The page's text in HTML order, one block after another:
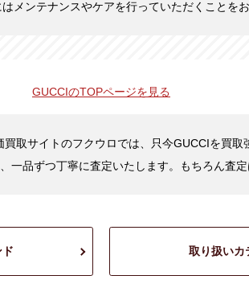
メンテナンスやケアを行っていただくことをお
GUCCIのTOPページを見る
取サイトのフクウロでは、只今GUCCIを買取
一品ずつ丁寧に査定いたします。もちろん査定
取り扱いカ